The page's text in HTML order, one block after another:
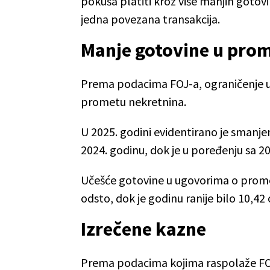
jedna povezana transakcija.
Manje gotovine u
Prema podacima FOJ-a,
prometu nekretnina.
U 2025. godini evidentirano je
2024. godinu, dok je u poređenju sa
Učešće gotovine u ugovorima o
odsto, dok je godinu ranije bilo 10,42
Izrečene kazne
Prema podacima kojima raspolaže